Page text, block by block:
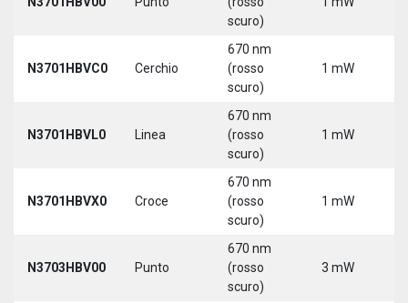
scuro)
N3701HBVC0 Cerchio
670 nm
(rosso
scuro)
1 mW
N3701HBVL0 Linea
670 nm
(rosso
scuro)
1 mW
N3701HBVX0 Croce
670 nm
(rosso
scuro)
1 mW
N3703HBV00 Punto
670 nm
(rosso
scuro)
3 mW